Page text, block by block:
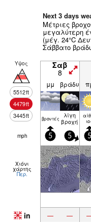
Next 3 days
Μέτριες
μεγαλύτερη
(μέγ. 24°C
Σάββατο
Υψος
5512ft
4479ft
3445ft
Σαβ
8
μμ βράδυ
βρον­τές λίγη
βροχή
mph 5 5 5
Χιόνι
χάρτης
Περ.
in — —